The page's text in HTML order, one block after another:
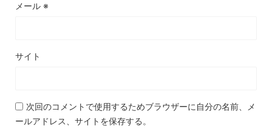
メール ※
サイト
次回のコメントで使用するためブラウザーに自分の名前、メ
ールアドレス、サイトを保存する。